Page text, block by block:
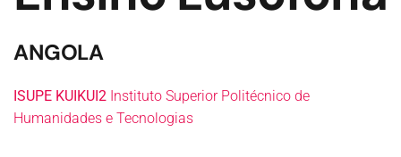
ANGOLA
ISUPE KUIKUI2 Instituto Superior Politécnico de
Humanidades e Tecnologias